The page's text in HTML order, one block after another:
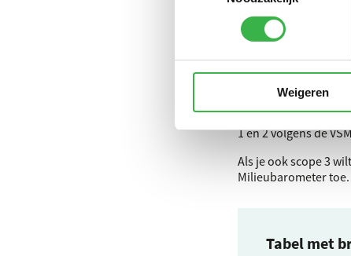
Weigeren
DeVSME -standaard
als dit relevant is in
rapporteren.
Op basis van
paragraaf) geeft de
1 en 2 volgens de
Als je ook scope 3
Milieubarometer toe.
Tabel met